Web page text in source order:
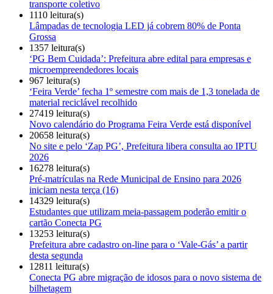
transporte coletivo
1110 leitura(s)
Lâmpadas de tecnologia LED já cobrem 80% de Ponta
Grossa
1357 leitura(s)
‘PG Bem Cuidada’: Prefeitura abre edital para empresas e
microempreendedores locais
967 leitura(s)
‘Feira Verde’ fecha 1º semestre com mais de 1,3 tonelada de
material reciclável recolhido
27419 leitura(s)
Novo calendário do Programa Feira Verde está disponível
20658 leitura(s)
No site e pelo ‘Zap PG’, Prefeitura libera consulta ao IPTU
2026
16278 leitura(s)
Pré-matrículas na Rede Municipal de Ensino para 2026
iniciam nesta terça (16)
14329 leitura(s)
Estudantes que utilizam meia-passagem poderão emitir o
cartão Conecta PG
13253 leitura(s)
Prefeitura abre cadastro on-line para o ‘Vale-Gás’ a partir
desta segunda
12811 leitura(s)
Conecta PG abre migração de idosos para o novo sistema de
bilhetagem